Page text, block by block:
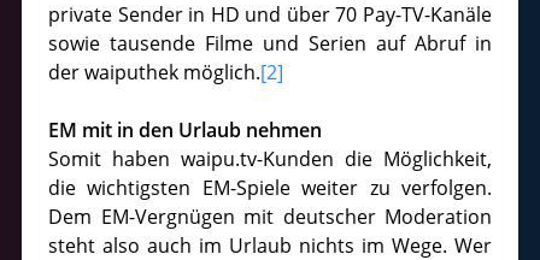
private Sender in HD und über 70 Pay-TV-Kanäle
sowie tausende Filme und Serien auf Abruf in
der waiputhek möglich.[2]
EM mit in den Urlaub nehmen
Somit haben waipu.tv-Kunden die Möglichkeit,
die wichtigsten EM-Spiele weiter zu verfolgen.
Dem EM-Vergnügen mit deutscher Moderation
steht also auch im Urlaub nichts im Wege. Wer